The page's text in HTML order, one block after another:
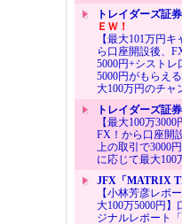
トレイダーズ証
ＥＷ！
【最大101万円
ら口座開設後、
5000円+シスト
5000円がもらえ
大100万円のチャ
トレイダーズ証
【最大100万
FX！から口座開
上の取引で3000
に応じて最大100
JFX「MATRIX
【小林芳彦レポ
大100万5000円】
ジナルレポート